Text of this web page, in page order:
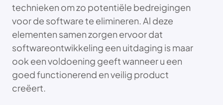
technieken om zo potentiële bedreigingen
voor de software te elimineren. Al deze
elementen samen zorgen ervoor dat
softwareontwikkeling een uitdaging is maar
ook een voldoening geeft wanneer u een
goed functionerend en veilig product
creëert.